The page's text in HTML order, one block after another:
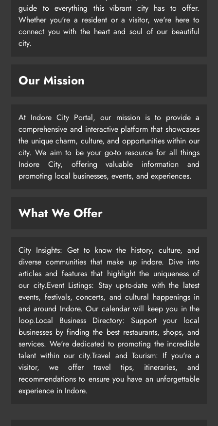
guide to everything this vibrant city has to offer.
Whether you're a resident or a visitor, we're here to
connect you with the heart and soul of our beautiful
city.
Our Mission
At Indore City Portal, our mission is to provide a
comprehensive and interactive platform that showcases
the unique charm, culture, and opportunities within our
city. We aim to be your go-to resource for all things
Indore City, offering valuable information and
promoting local businesses, events, and experiences.
What We Offer
City Insights: Get to know the history, culture, and
diverse communities that make up indore. Dive into
articles and features that highlight the uniqueness of
our city.Event Listings: Stay up-to-date with the latest
events, festivals, concerts, and cultural happenings in
and around Indore. Our calendar will keep you in the
loop.Local Business Directory: Support your local
businesses by finding the best restaurants, shops, and
services. We're dedicated to promoting the incredible
talent within our city.Travel and Tourism: If you're a
visitor, we offer travel tips, itineraries, and
recommendations to ensure you have an unforgettable
experience in Indore.